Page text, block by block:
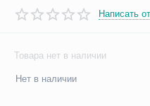
Написать
Товара нет в наличии
Нет в наличии